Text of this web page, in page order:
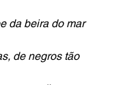
da beira do mar
de negros tão